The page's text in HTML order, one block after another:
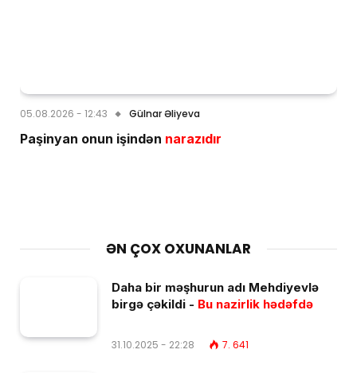
05.08.2026 - 12:43 Gülnar Əliyeva
Paşinyan onun işindən narazıdır
ƏN ÇOX OXUNANLAR
Daha bir məşhurun adı Mehdiyevlə
birgə çəkildi - Bu nazirlik hədəfdə
31.10.2025 - 22:28 7. 641